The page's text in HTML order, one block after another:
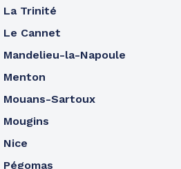
La Trinité
Le Cannet
Mandelieu-la-Napoule
Menton
Mouans-Sartoux
Mougins
Nice
Pégomas